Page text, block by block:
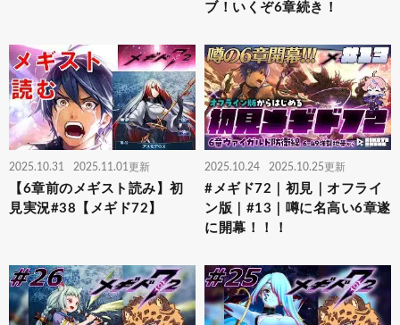
ブ！いくぞ6章続き！
2025.10.31 2025.11.01更新
【6章前のメギスト読み】初
見実況#38【メギド72】
2025.10.24 2025.10.25更新
#メギド72｜初見｜オフライ
ン版｜#13｜噂に名高い6章遂
に開幕！！！